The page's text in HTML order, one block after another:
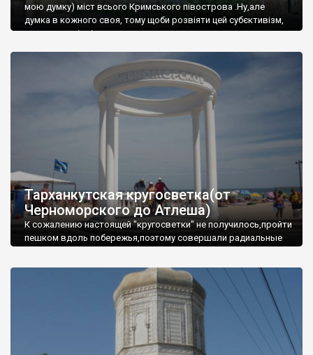
мою думку) міст всього Кримського півострова .Ну,але
думка в кожного своя, тому щоби розвіяти цей субєктивізм,
запрошую відвідати це
Тарханкутская кругосветка(от
Черноморского до Атлеша)
К сожалению настоящей "кругосветки" не получилось,пройти
пешком вдоль побережья,поэтому совершали радиальные